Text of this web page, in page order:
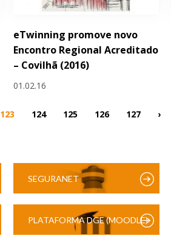
eTwinning promove novo
Encontro Regional Acreditado
– Covilhã (2016)
01.02.16
123 124 125 126 127 ›
SEGURANET
PLATAFORMA DGE (MOODLE)